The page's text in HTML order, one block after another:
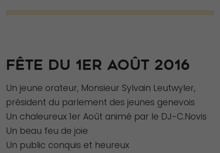
FÊTE DU 1ER AOÛT 2016
Un jeune orateur, Monsieur Sylvain Leutwyler,
président du parlement des jeunes genevois
Un chaleureux 1er Août animé par le DJ-C.Novis
Un beau feu de joie
Un public conquis et heureux